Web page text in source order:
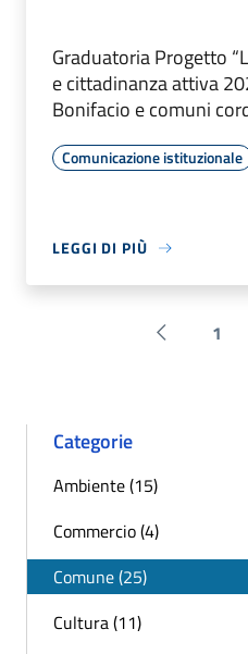
Graduatoria Progetto
e cittadinanza attiva
Bonifacio e comuni
Comunicazione istituzionale
LEGGI DI PIÙ
Pagina 1
Categorie
Ambiente (15)
Commercio (4)
Comune (25)
Cultura (11)